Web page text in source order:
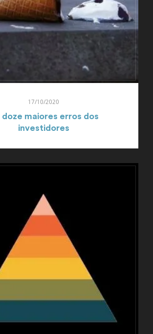
17/10/2020
doze maiores erros dos
investidores